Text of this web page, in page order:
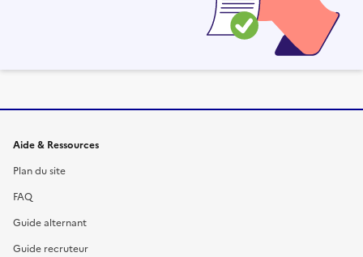
Informations et liens du site
Aide & Ressources
Plan du site
FAQ
Guide alternant
Guide recruteur